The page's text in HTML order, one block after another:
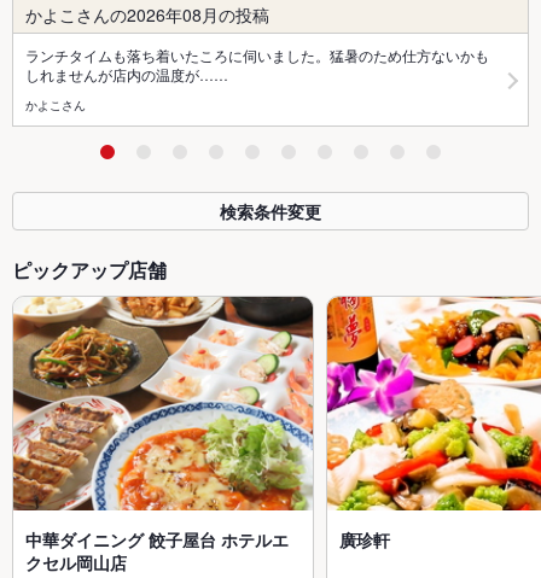
かよこさんの2026年08月の投稿
ランチタイムも落ち着いたころに伺いました。猛暑のため仕方ないかも
しれませんが店内の温度が……
かよこさん
検索条件変更
ピックアップ店舗
中華ダイニング 餃子屋台 ホテルエ
クセル岡山店
廣珍軒